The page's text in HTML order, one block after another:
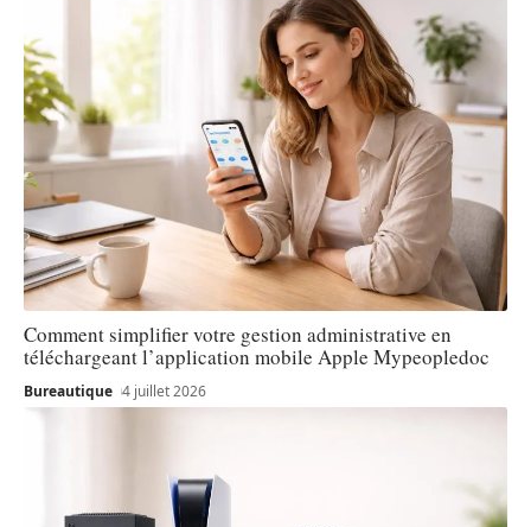
Comment simplifier votre gestion administrative en
téléchargeant l’application mobile Apple Mypeopledoc
Bureautique 4 juillet 2026